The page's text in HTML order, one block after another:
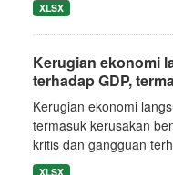
XLSX
Kerugian ekonomi
terhadap GDP,
Kerugian ekonomi
termasuk kerusakan
kritis dan gangguan
XLSX